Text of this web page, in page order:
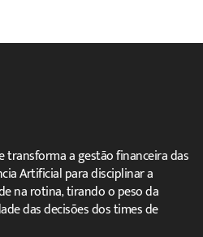
transforma a gestão financeira das
Artificial para disciplinar a
na rotina, tirando o peso da
das decisões dos times de